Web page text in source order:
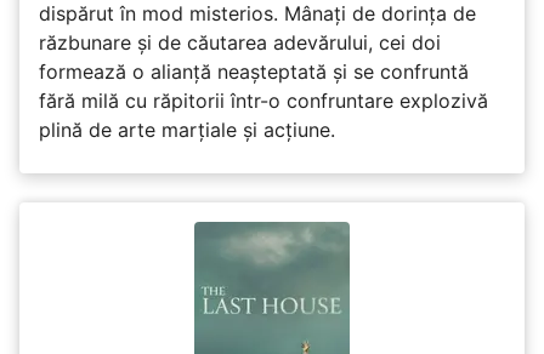
dispărut în mod misterios. Mânați de dorința de
răzbunare și de căutarea adevărului, cei doi
formează o alianță neașteptată și se confruntă
fără milă cu răpitorii într-o confruntare explozivă
plină de arte marțiale și acțiune.